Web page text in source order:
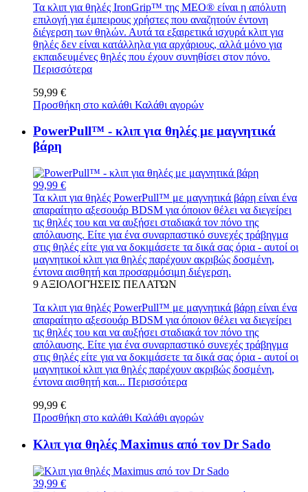
Τα κλιπ για θηλές IronGrip™ της MEO® είναι η απόλυτη
επιλογή για έμπειρους χρήστες που αναζητούν έντονη
διέγερση των θηλών. Αυτά τα εξαιρετικά ισχυρά κλιπ για
θηλές δεν είναι κατάλληλα για αρχάριους, αλλά μόνο για
εκπαιδευμένες θηλές που έχουν συνηθίσει στον πόνο.
Περισσότερα
59,99 €
Προσθήκη στο καλάθι Καλάθι αγορών
PowerPull™ - κλιπ για θηλές με μαγνητικά
βάρη
99,99 €
Τα κλιπ για θηλές PowerPull™ με μαγνητικά βάρη είναι ένα
απαραίτητο αξεσουάρ BDSM για όποιον θέλει να διεγείρει
τις θηλές του και να αυξήσει σταδιακά τον πόνο της
απόλαυσης. Είτε για ένα συναρπαστικό συνεχές τράβηγμα
στις θηλές είτε για να δοκιμάσετε τα δικά σας όρια - αυτοί οι
μαγνητικοί κλιπ για θηλές παρέχουν ακριβώς δοσμένη,
έντονα αισθητή και προσαρμόσιμη διέγερση.
9 ΑΞΙΟΛΟΓΉΣΕΙΣ ΠΕΛΑΤΏΝ
Τα κλιπ για θηλές PowerPull™ με μαγνητικά βάρη είναι ένα
απαραίτητο αξεσουάρ BDSM για όποιον θέλει να διεγείρει
τις θηλές του και να αυξήσει σταδιακά τον πόνο της
απόλαυσης. Είτε για ένα συναρπαστικό συνεχές τράβηγμα
στις θηλές είτε για να δοκιμάσετε τα δικά σας όρια - αυτοί οι
μαγνητικοί κλιπ για θηλές παρέχουν ακριβώς δοσμένη,
έντονα αισθητή και... Περισσότερα
99,99 €
Προσθήκη στο καλάθι Καλάθι αγορών
Κλιπ για θηλές Maximus από τον Dr Sado
39,99 €